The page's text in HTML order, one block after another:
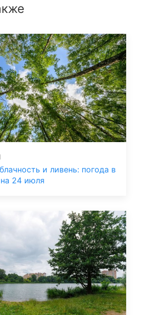
и ливень: погода в
24 июля